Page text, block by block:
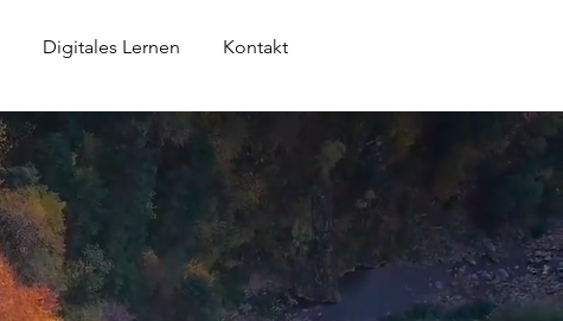
Digitales Lernen Kontakt